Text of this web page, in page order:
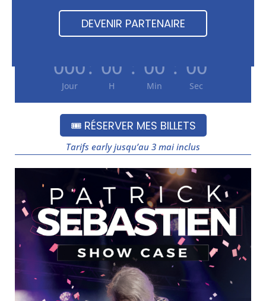
DEVENIR PARTENAIRE
2 jours de fête, de musique et d’ambiance Féria 🔵⚪
Prépare-toi pour un week-end inoubliable
000
Jour
: 00
H
: 00
Min
: 00
Sec
🎟️ RÉSERVER MES BILLETS
Tarifs early jusqu’au 3 mai inclus